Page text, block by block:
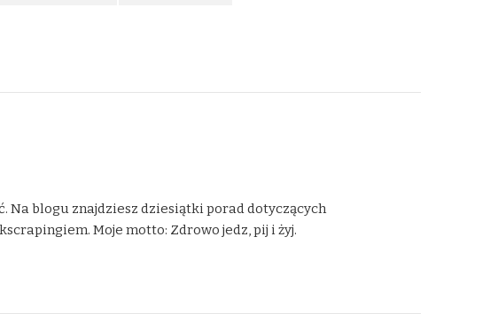
Na blogu znajdziesz dziesiątki porad dotyczących
Moje motto: Zdrowo jedz, pij i żyj.